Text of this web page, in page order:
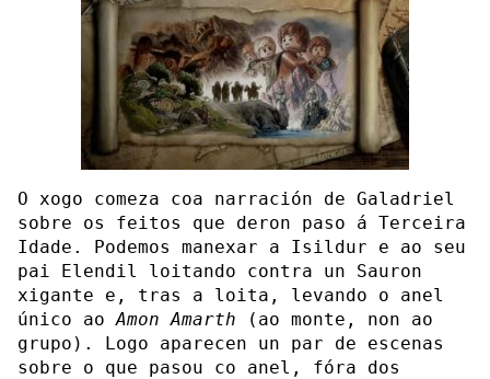
O xogo comeza coa narración de Galadriel
sobre os feitos que deron paso á Terceira
Idade. Podemos manexar a Isildur e ao seu
pai Elendil loitando contra un Sauron
xigante e, tras a loita, levando o anel
único aoAmon Amarth (ao monte, non ao
grupo). Logo aparecen un par de escenas
sobre o que pasou co anel, fóra dos